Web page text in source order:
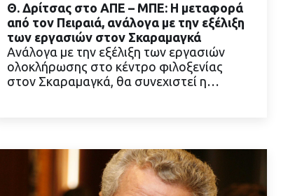
ΔΙΑΒΑΣΤΕ ΠΕΡΙΣΣΟΤΕΡΑ
Θ. Δρίτσας στο ΑΠΕ – ΜΠΕ: Η μεταφορά
από τον Πειραιά, ανάλογα με την εξέλιξη
των εργασιών στον Σκαραμαγκά
Ανάλογα με την εξέλιξη των εργασιών
ολοκλήρωσης στο κέντρο φιλοξενίας
στον Σκαραμαγκά, θα συνεχιστεί η…